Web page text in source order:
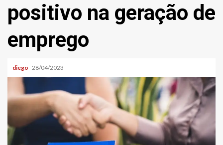
positivo na geração de
emprego
diego 28/04/2023